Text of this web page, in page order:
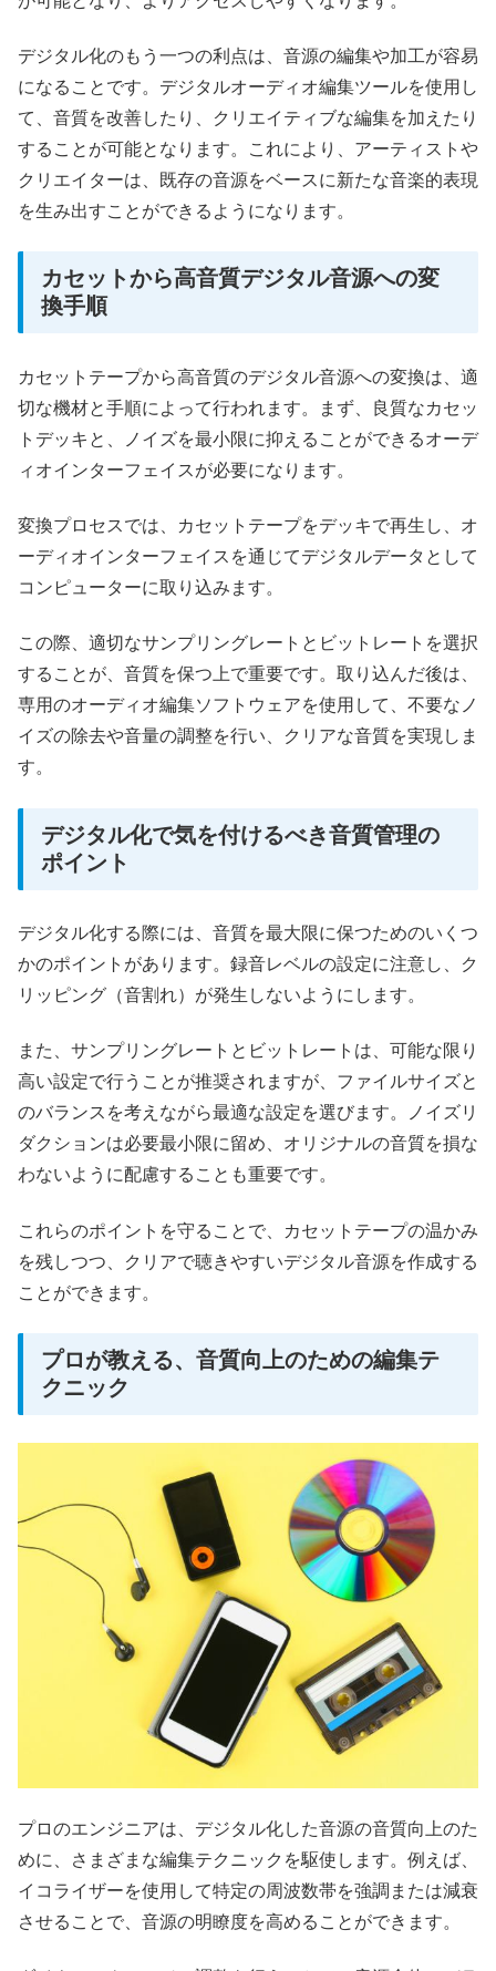
デジタル化のもう一つの利点は、音源の編集や加工が容易
になることです。デジタルオーディオ編集ツールを使用し
て、音質を改善したり、クリエイティブな編集を加えたり
することが可能となります。これにより、アーティストや
クリエイターは、既存の音源をベースに新たな音楽的表現
を生み出すことができるようになります。
カセットから高音質デジタル音源への変
換手順
カセットテープから高音質のデジタル音源への変換は、適
切な機材と手順によって行われます。まず、良質なカセッ
トデッキと、ノイズを最小限に抑えることができるオーデ
ィオインターフェイスが必要になります。
変換プロセスでは、カセットテープをデッキで再生し、オ
ーディオインターフェイスを通じてデジタルデータとして
コンピューターに取り込みます。
この際、適切なサンプリングレートとビットレートを選択
することが、音質を保つ上で重要です。取り込んだ後は、
専用のオーディオ編集ソフトウェアを使用して、不要なノ
イズの除去や音量の調整を行い、クリアな音質を実現しま
す。
デジタル化で気を付けるべき音質管理の
ポイント
デジタル化する際には、音質を最大限に保つためのいくつ
かのポイントがあります。録音レベルの設定に注意し、ク
リッピング（音割れ）が発生しないようにします。
また、サンプリングレートとビットレートは、可能な限り
高い設定で行うことが推奨されますが、ファイルサイズと
のバランスを考えながら最適な設定を選びます。ノイズリ
ダクションは必要最小限に留め、オリジナルの音質を損な
わないように配慮することも重要です。
これらのポイントを守ることで、カセットテープの温かみ
を残しつつ、クリアで聴きやすいデジタル音源を作成する
ことができます。
プロが教える、音質向上のための編集テ
クニック
プロのエンジニアは、デジタル化した音源の音質向上のた
めに、さまざまな編集テクニックを駆使します。例えば、
イコライザーを使用して特定の周波数帯を強調または減衰
させることで、音源の明瞭度を高めることができます。